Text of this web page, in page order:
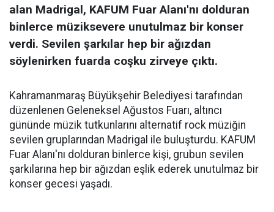
alan Madrigal, KAFUM Fuar Alanı'nı dolduran
binlerce müziksevere unutulmaz bir konser
verdi. Sevilen şarkılar hep bir ağızdan
söylenirken fuarda coşku zirveye çıktı.
Kahramanmaraş Büyükşehir Belediyesi tarafından
düzenlenen Geleneksel Ağustos Fuarı, altıncı
gününde müzik tutkunlarını alternatif rock müziğin
sevilen gruplarından Madrigal ile buluşturdu. KAFUM
Fuar Alanı'nı dolduran binlerce kişi, grubun sevilen
şarkılarına hep bir ağızdan eşlik ederek unutulmaz bir
konser gecesi yaşadı.